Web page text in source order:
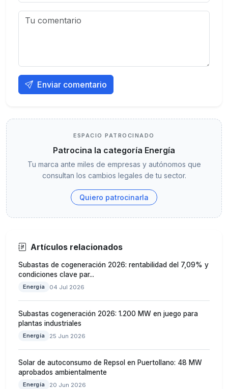
Enviar comentario
ESPACIO PATROCINADO
Patrocina la categoría Energía
Tu marca ante miles de empresas y autónomos que
consultan los cambios legales de tu sector.
Quiero patrocinarla
Artículos relacionados
Subastas de cogeneración 2026: rentabilidad del 7,09% y
condiciones clave par...
Energía 04 Jul 2026
Subastas cogeneración 2026: 1.200 MW en juego para
plantas industriales
Energía 25 Jun 2026
Solar de autoconsumo de Repsol en Puertollano: 48 MW
aprobados ambientalmente
Energía 20 Jun 2026